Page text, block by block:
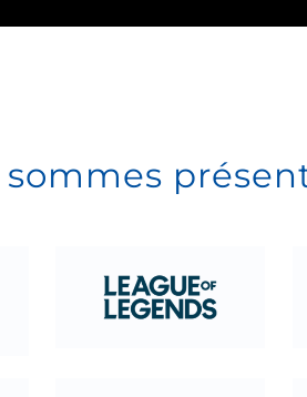
sommes